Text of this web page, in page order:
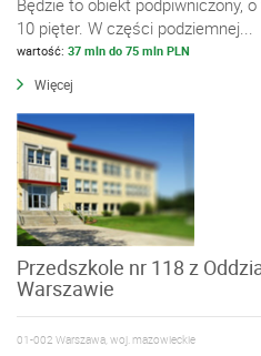
10 pięter. W części podziemnej...
wartość: 37 mln do 75 mln PLN
Więcej
Przedszkole nr 118 z
Warszawie
01-002 Warszawa, woj. mazowieckie